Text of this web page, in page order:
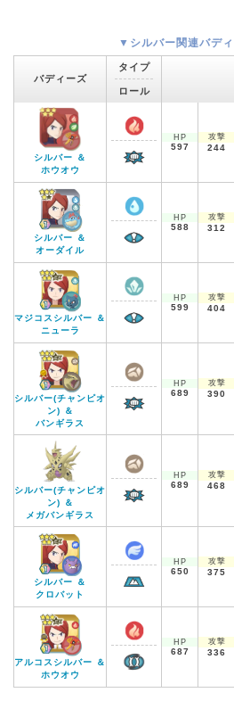
▼シルバー関連バデ
バディーズ
タイプ
ロール
シルバー ＆
ホウオウ
HP
597
攻撃
244
シルバー ＆
オーダイル
HP
588
攻撃
312
マジコスシルバー ＆
ニューラ
HP
599
攻撃
404
シルバー(チャンピオ
ン) ＆
バンギラス
HP
689
攻撃
390
シルバー(チャンピオ
ン) ＆
メガバンギラス
HP
689
攻撃
468
シルバー ＆
クロバット
HP
650
攻撃
375
アルコスシルバー ＆
ホウオウ
HP
687
攻撃
336